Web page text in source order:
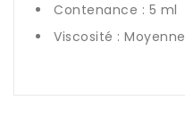
Contenance : 5 ml
Viscosité : Moyenne